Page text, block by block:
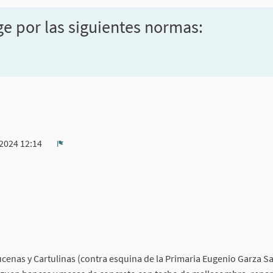
por las siguientes normas:
12:14
y Cartulinas (contra esquina de la Primaria Eugenio Garza